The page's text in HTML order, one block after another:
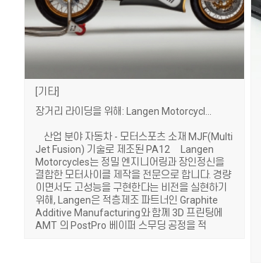
기타
산업 분야 자동차 - 모터스포츠 소재 MJF(Multi
Jet Fusion) 기술로 제조된 PA12 Langen
Motorcycles는 정밀 엔지니어링과 장인정신을
결합한 모터사이클 제작을 전문으로 합니다. 경량
이면서도 고성능을 구현한다는 비전을 실현하기
위해, Langen은 적층제조 파트너인 Graphite
Additive Manufacturing와 함께 3D 프린팅에
AMT 의 PostPro 베이퍼 스무딩 공정을 적